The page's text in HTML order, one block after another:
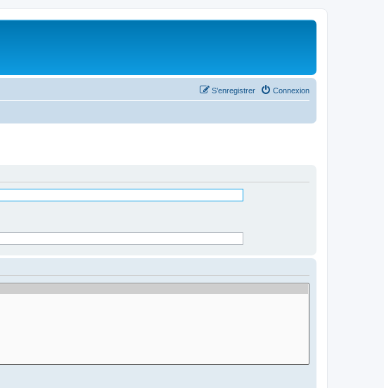
Connexion
S’enregistrer